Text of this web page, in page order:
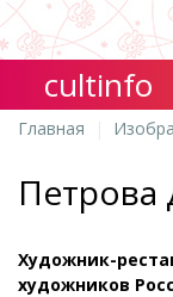
cultinfo
Главная
Художник-
художников